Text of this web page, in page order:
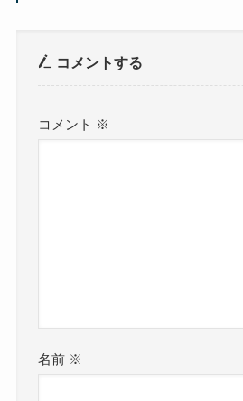
コメントする
コメント ※
名前 ※